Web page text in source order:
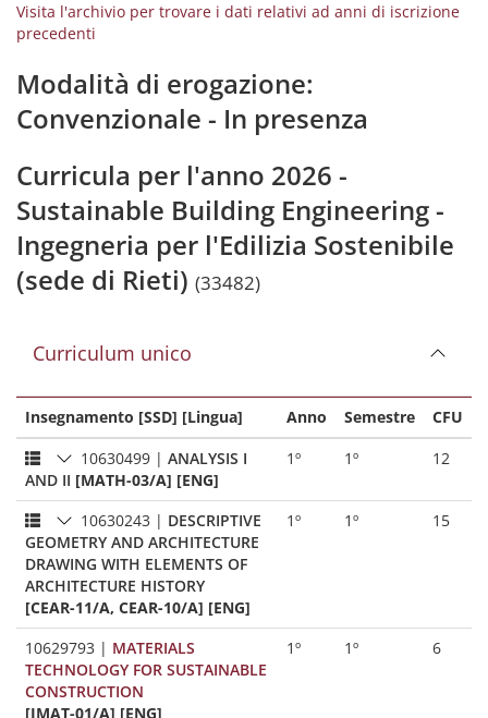
Visita l'archivio per trovare i dati relativi ad anni di iscrizione
precedenti
Modalità di erogazione:
Convenzionale - In presenza
Curricula per l'anno 2026 -
Sustainable Building Engineering -
Ingegneria per l'Edilizia Sostenibile
(sede di Rieti) (33482)
Curriculum unico
Insegnamento [SSD] [Lingua] Anno Semestre
CFU
10630499 | ANALYSIS I
AND II [MATH-03/A] [ENG]
1º 1º 12
10630243 | DESCRIPTIVE
GEOMETRY AND ARCHITECTURE
DRAWING WITH ELEMENTS OF
ARCHITECTURE HISTORY
[CEAR-11/A, CEAR-10/A] [ENG]
1º 1º 15
10629793 | MATERIALS
TECHNOLOGY FOR SUSTAINABLE
CONSTRUCTION
[IMAT-01/A] [ENG]
1º 1º 6